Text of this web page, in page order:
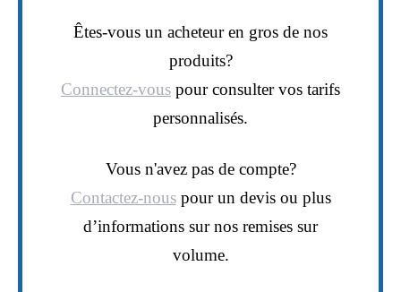
Êtes-vous un acheteur en gros de nos
produits?
Connectez-vous pour consulter vos tarifs
personnalisés.
Vous n'avez pas de compte?
Contactez-nouspour un devis ou plus
d’informations sur nos remises sur
volume.